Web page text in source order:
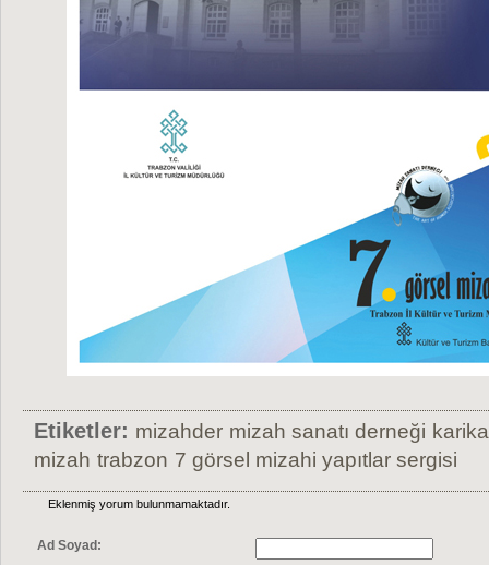
Etiketler: mizahder mizah sanatı derneği
mizah trabzon 7 görsel mizahi yapıtlar sergisi
Eklenmiş yorum bulunmamaktadır.
Ad Soyad: